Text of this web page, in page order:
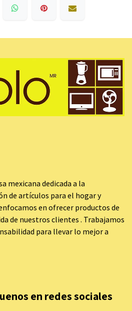
mexicana dedicada a la
de artículos para el hogar y
en ofrecer productos de
de nuestros clientes . Trabajamos
para llevar lo mejor a
en redes sociales